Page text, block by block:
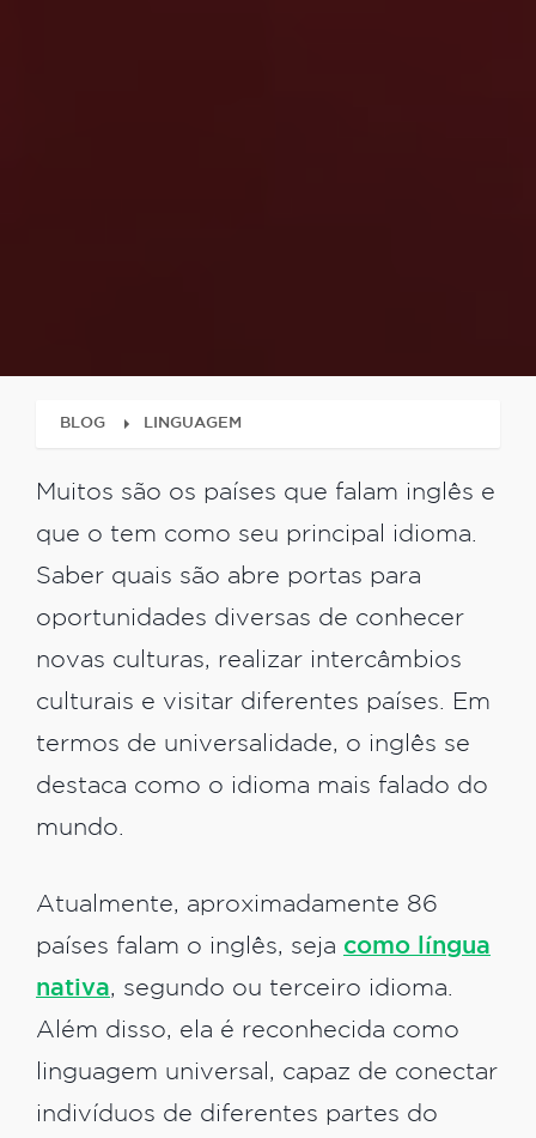
BLOG LINGUAGEM
Muitos são os países que falam inglês e
que o tem como seu principal idioma.
Saber quais são abre portas para
oportunidades diversas de conhecer
novas culturas, realizar intercâmbios
culturais e visitar diferentes países. Em
termos de universalidade, o inglês se
destaca como o idioma mais falado do
mundo.
Atualmente, aproximadamente 86
países falam o inglês, seja como língua
nativa, segundo ou terceiro idioma.
Além disso, ela é reconhecida como
linguagem universal, capaz de conectar
indivíduos de diferentes partes do